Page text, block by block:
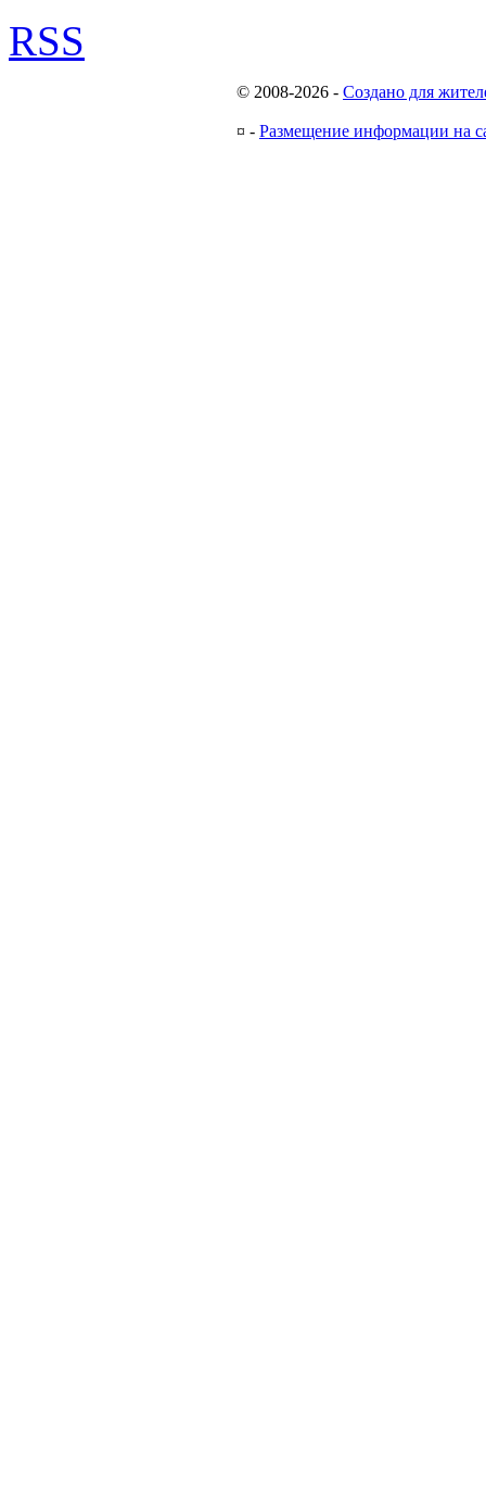
RSS
© 2008-2026 - Создано для
¤ - Размещение информации на